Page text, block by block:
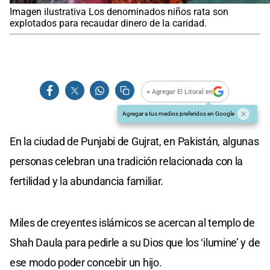
Imagen ilustrativa Los denominados niños rata son
explotados para recaudar dinero de la caridad.
+ Agregar El Litoral en
Agregar a tus medios preferidos en Google
En la ciudad de Punjabi de Gujrat, en Pakistán, algunas
personas celebran una tradición relacionada con la
fertilidad y la abundancia familiar.
Miles de creyentes islámicos se acercan al templo de
Shah Daula para pedirle a su Dios que los ‘ilumine’ y de
ese modo poder concebir un hijo.